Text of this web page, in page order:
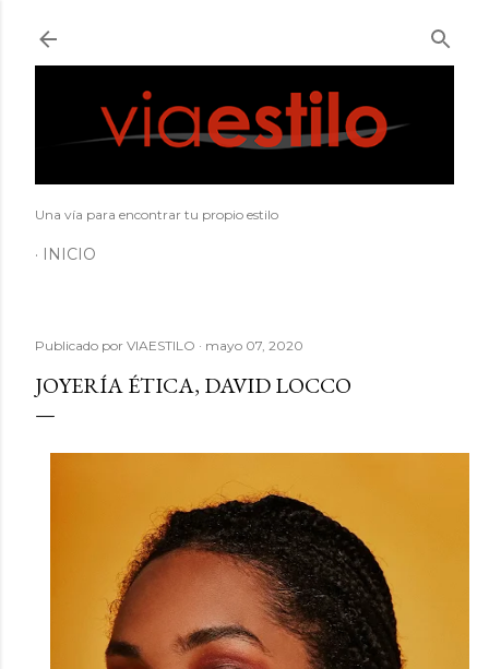
Una vía para encontrar tu propio estilo
INICIO
Publicado por VIAESTILO mayo 07, 2020
JOYERÍA ÉTICA, DAVID LOCCO